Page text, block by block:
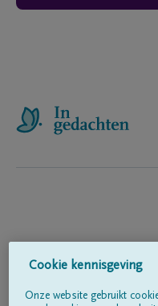
Cookie kennisgeving
Onze website gebruikt